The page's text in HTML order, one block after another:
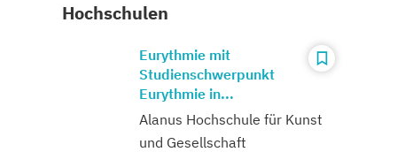
Hochschulen
Eurythmie mit
Studienschwerpunkt
Eurythmie in...
Alanus Hochschule für Kunst
und Gesellschaft